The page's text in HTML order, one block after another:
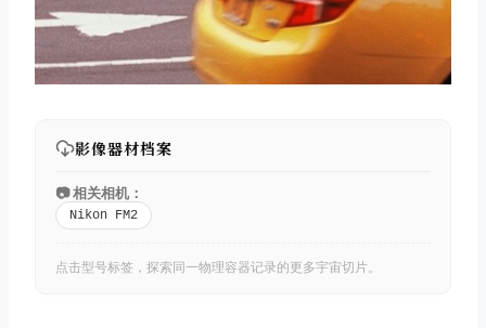
影像器材档案
📷 相关相机：
Nikon FM2
点击型号标签，探索同一物理容器记录的更多宇宙切片。